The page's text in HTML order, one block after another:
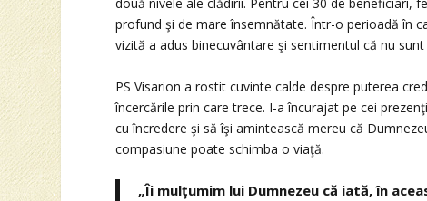
două nivele ale clădirii. Pentru cei 30 de
profund şi de mare însemnătate. Într-o perioadă în
vizită a adus binecuvântare şi sentimentul că nu
PS Visarion a rostit cuvinte calde despre puterea
încercările prin care trece. I-a încurajat pe cei
cu încredere şi să îşi amintească mereu că
compasiune poate schimba o viaţă.
„Îi mulţumim lui Dumnezeu că iată, în